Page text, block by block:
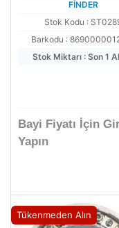
FİNDER
Stok Kodu :
Barkodu :
Stok Miktarı : Son 1
Bayi Fiyatı İçin
Yapın
Tükenmeden Alın